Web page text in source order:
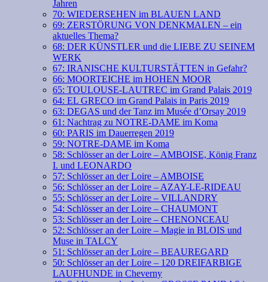
Jahren
70: WIEDERSEHEN im BLAUEN LAND
69: ZERSTÖRUNG VON DENKMALEN – ein
aktuelles Thema?
68: DER KÜNSTLER und die LIEBE ZU SEINEM
WERK
67: IRANISCHE KULTURSTÄTTEN in Gefahr?
66: MOORTEICHE im HOHEN MOOR
65: TOULOUSE-LAUTREC im Grand Palais 2019
64: EL GRECO im Grand Palais in Paris 2019
63: DEGAS und der Tanz im Musée d’Orsay 2019
61: Nachtrag zu NOTRE-DAME im Koma
60: PARIS im Dauerregen 2019
59: NOTRE-DAME im Koma
58: Schlösser an der Loire – AMBOISE, König Franz
I. und LEONARDO
57: Schlösser an der Loire – AMBOISE
56: Schlösser an der Loire – AZAY-LE-RIDEAU
55: Schlösser an der Loire – VILLANDRY
54: Schlösser an der Loire – CHAUMONT
53: Schlösser an der Loire – CHENONCEAU
52: Schlösser an der Loire – Magie in BLOIS und
Muse in TALCY
51: Schlösser an der Loire – BEAUREGARD
50: Schlösser an der Loire – 120 DREIFARBIGE
LAUFHUNDE in Cheverny